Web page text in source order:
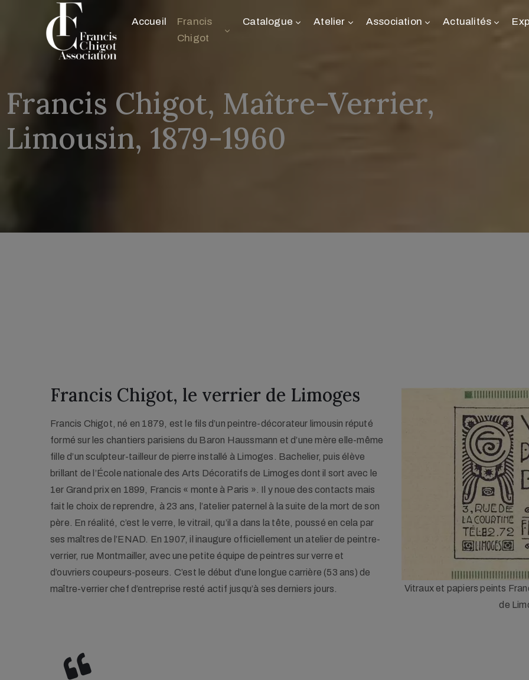
Accueil
Francis
Chigot
Catalogue Atelier Association Actualités
Francis Chigot, Maître-Verrier,
Limousin, 1879-1960
Francis Chigot, le verrier de Limoges
Francis Chigot, né en 1879, est le fils d’un peintre-décorateur limousin réputé
formé sur les chantiers parisiens du Baron Haussmann et d’une mère elle-même
fille d’un sculpteur-tailleur de pierre installé à Limoges. Bachelier, puis élève
brillant de l’École nationale des Arts Décoratifs de Limoges dont il sort avec le
1er Grand prix en 1899, Francis « monte à Paris ». Il y noue des contacts mais
fait le choix de reprendre, à 23 ans, l’atelier paternel à la suite de la mort de son
père. En réalité, c’est le verre, le vitrail, qu’il a dans la tête, poussé en cela par
ses maîtres de l’ENAD. En 1907, il inaugure officiellement un atelier de peintre-
verrier, rue Montmailler, avec une petite équipe de peintres sur verre et
d’ouvriers coupeurs-poseurs. C’est le début d’une longue carrière (53 ans) de
maître-verrier chef d’entreprise resté actif jusqu’à ses derniers jours.
Vitraux et papiers peints Francis Chigot, publicité du programme Cirque théâtre
Portrait photographique